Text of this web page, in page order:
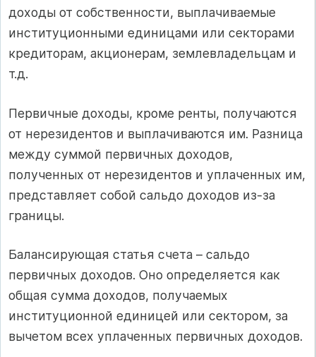
доходы от собственности, выплачиваемые
институционными единицами или секторами
кредиторам, акционерам, землевладельцам и
т.д.
Первичные доходы, кроме ренты, получаются
от нерезидентов и выплачиваются им. Разница
между суммой первичных доходов,
полученных от нерезидентов и уплаченных им,
представляет собой сальдо доходов из-за
границы.
Балансирующая статья счета – сальдо
первичных доходов. Оно определяется как
общая сумма доходов, получаемых
институционной единицей или сектором, за
вычетом всех уплаченных первичных доходов.